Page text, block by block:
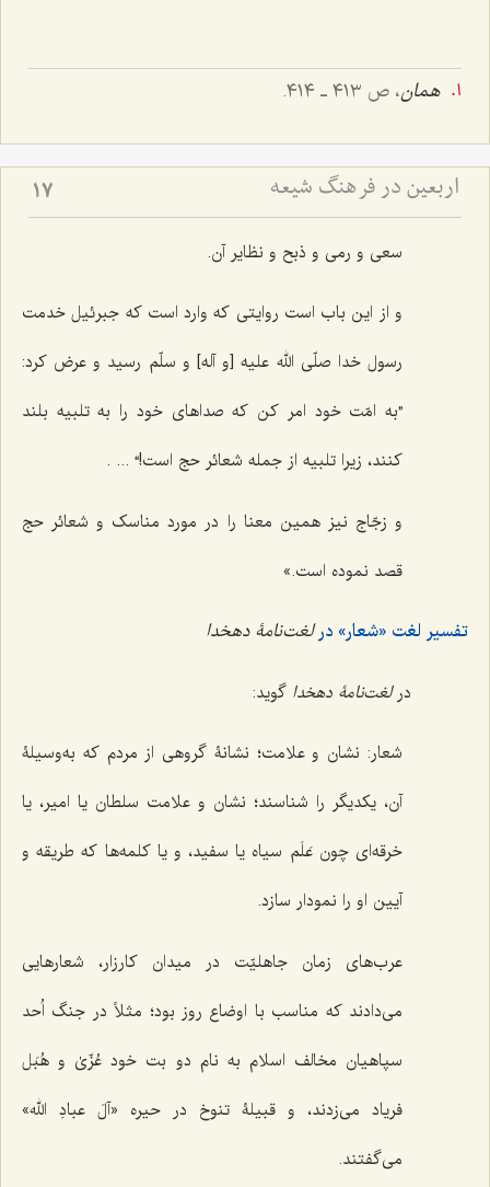
همان، ص ٤١٣ ـ ٤١٤.
اربعین در فرهنگ شیعه 17
سعی و رمی و ذبح و نظایر آن.
و از این باب است روایتی که وارد است که جبرئیل خدمت
رسول خدا صلّی الله علیه [و آله] و سلّم رسید و عرض کرد:
”به امّت خود امر کن که صداهای خود را به تلبیه بلند
کنند، زیرا تلبیه از جمله شعائر حج است!“ ... .
و زجّاج نیز همین معنا را در مورد مناسک و شعائر حج
قصد نموده است.»
تفسیر لغت «شعار» درلغت‌نامۀ دهخدا
درلغت‌نامۀ دهخدا گوید:
شعار: نشان و علامت؛ نشانۀ گروهی از مردم که به‌وسیلۀ
آن، یکدیگر را شناسند؛ نشان و علامت سلطان یا امیر، یا
خرقه‌ای چون عَلَم سیاه یا سفید، و یا کلمه‌ها که طریقه و
آیین او را نمودار سازد.
عرب‌های زمان جاهلیّت در میدان کارزار، شعارهایی
می‌دادند که مناسب با اوضاع روز بود؛ مثلاً در جنگ اُحد
سپاهیان مخالف اسلام به نام دو بت خود عُزّیٰ و هُبَل
فریاد می‌زدند، و قبیلۀ تنوخ در حیره «آلَ عبادِ الله»
می‌گفتند.